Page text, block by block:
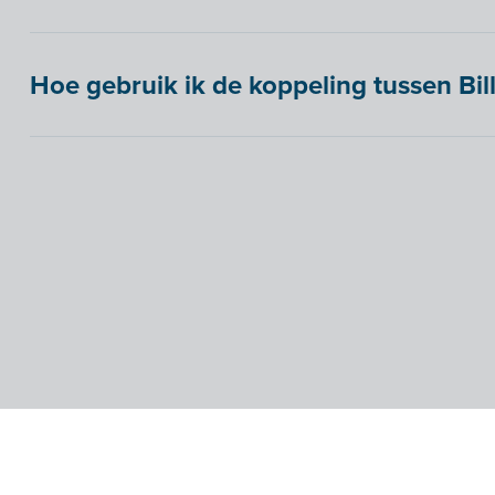
Hoe gebruik ik de koppeling tussen